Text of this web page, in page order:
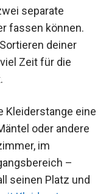
separate
fassen können.
deiner
Zeit für die
Kleiderstange eine
oder andere
im
–
seinen Platz und